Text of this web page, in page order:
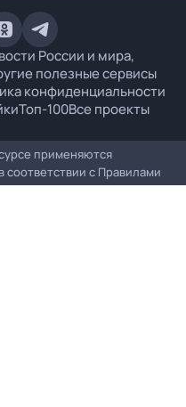
России и мира,
полезные сервисы
конфиденциальности
Топ-100Все проекты
применяются
соответствии с Правилами